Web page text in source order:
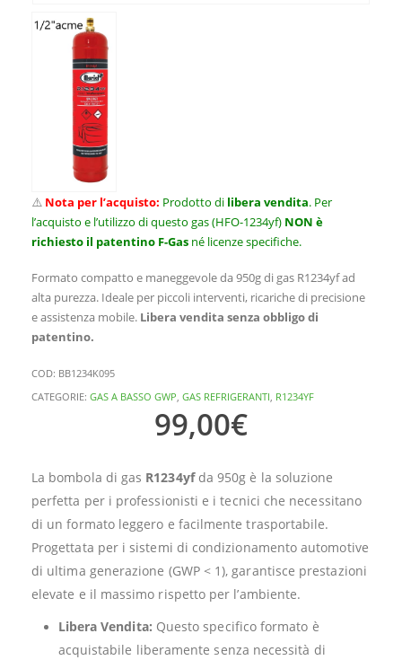
⚠️ Nota per l’acquisto: Prodotto di libera vendita. Per
l’acquisto e l’utilizzo di questo gas (HFO-1234yf) NON è
richiesto il patentino F-Gas né licenze specifiche.
Formato compatto e maneggevole da 950g di gas R1234yf ad
alta purezza. Ideale per piccoli interventi, ricariche di precisione
e assistenza mobile. Libera vendita senza obbligo di
patentino.
COD: BB1234K095
CATEGORIE: GAS A BASSO GWP GAS REFRIGERANTI R1234YF
99,00€
La bombola di gas R1234yfda 950g è la soluzione
perfetta per i professionisti e i tecnici che necessitano
di un formato leggero e facilmente trasportabile.
Progettata per i sistemi di condizionamento automotive
di ultima generazione (GWP < 1), garantisce prestazioni
elevate e il massimo rispetto per l’ambiente.
Libera Vendita: Questo specifico formato è
acquistabile liberamente senza necessità di